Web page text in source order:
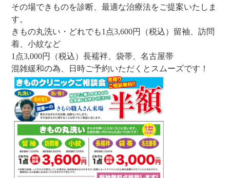
その場できものを診断、最適な治療法をご提案いたしま
す。
きもの丸洗い・どれでも1点3,600円（税込）留袖、訪問
着、小紋など
1点3,000円（税込）長襦袢、袋帯、名古屋帯
混雑緩和の為、日時ご予約いただくとスムーズです！